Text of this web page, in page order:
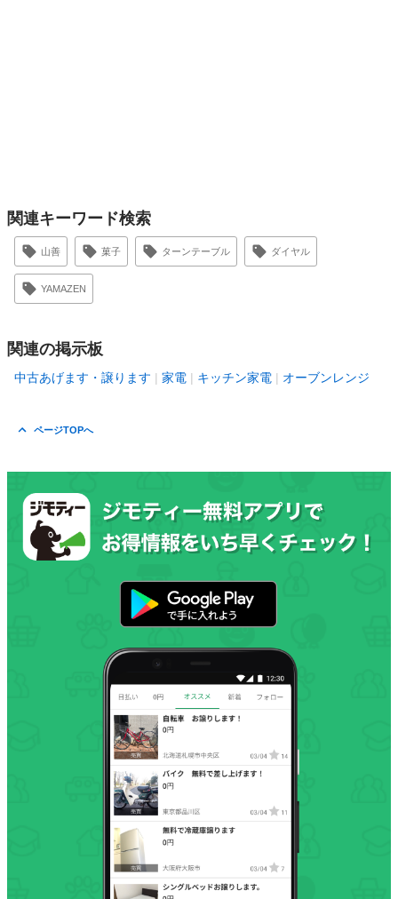
関連キーワード検索
山善 菓子 ターンテーブル ダイヤル
YAMAZEN
関連の掲示板
中古あげます・譲ります 家電 キッチン家電 オーブンレンジ
ページTOPへ